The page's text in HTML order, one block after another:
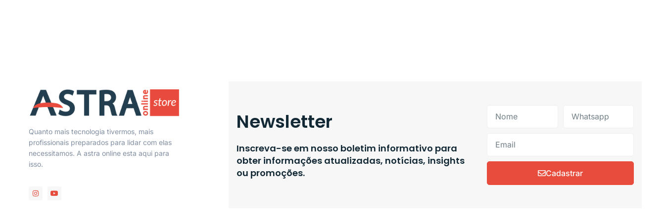
Quanto mais tecnologia tivermos, mais
profissionais preparados para lidar com elas
necessitamos. A astra online esta aqui para
isso.
Newsletter
Inscreva-se em nosso boletim informativo para
obter informações atualizadas, notícias, insights
ou promoções.
Cadastrar